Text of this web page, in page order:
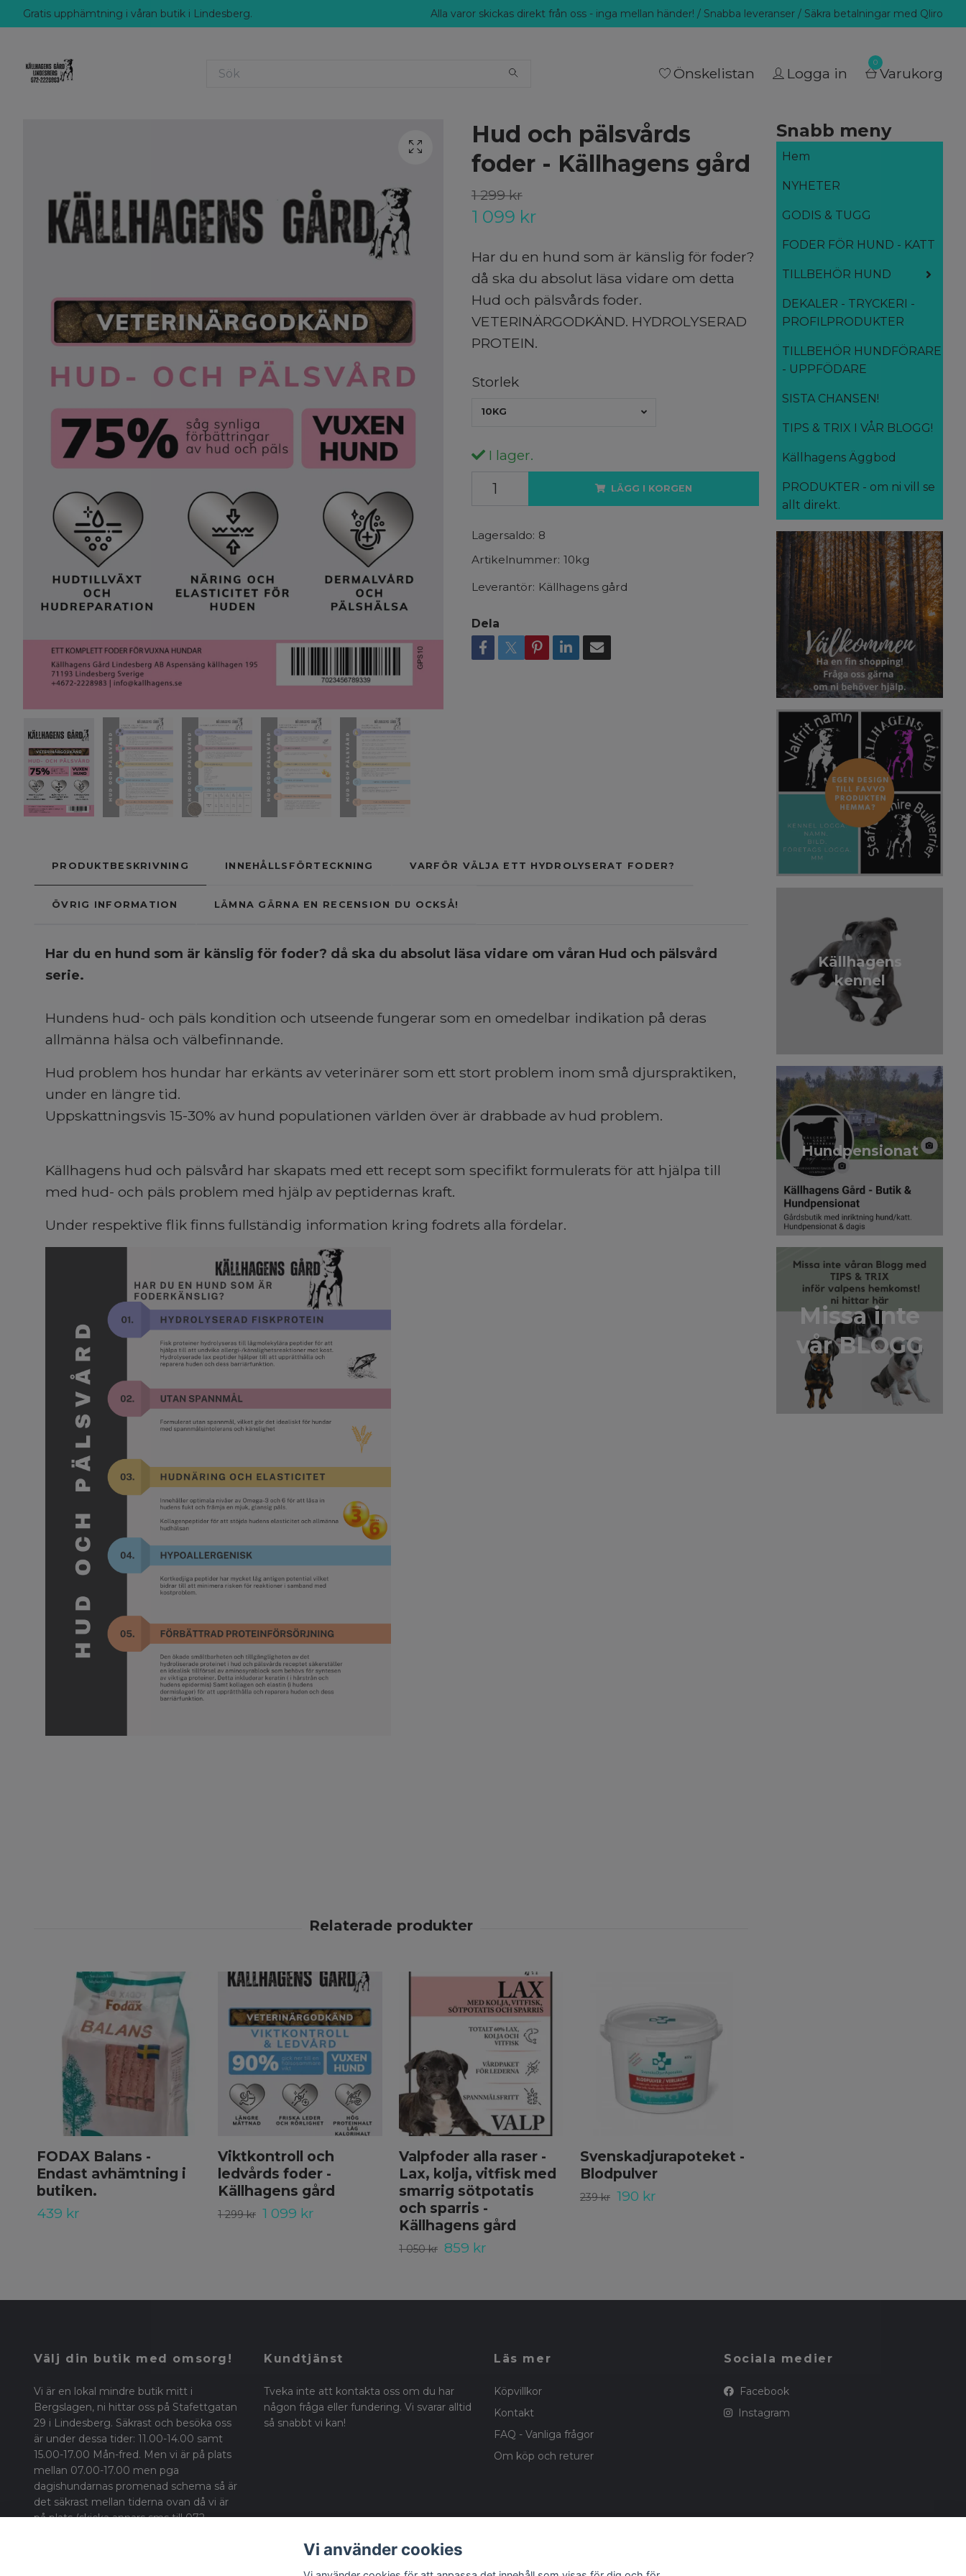
Gratis upphämtning i våran butik i Lindesberg. Alla varor skickas direkt från oss - inga mellan händer! / Snabba leveranser / Säkra betalningar med Qliro
Önskelistan Logga in
0
Varukorg
Snabb meny
Hem
NYHETER
GODIS & TUGG
FODER FÖR HUND - KATT
TILLBEHÖR HUND
DEKALER - TRYCKERI -
PROFILPRODUKTER
TILLBEHÖR HUNDFÖRARE
- UPPFÖDARE
SISTA CHANSEN!
TIPS & TRIX I VÅR BLOGG!
Källhagens Äggbod
PRODUKTER - om ni vill se
allt direkt.
Källhagens
kennel
Hundpensionat
Missa inte
vår BLOGG
Hud och pälsvårds
foder - Källhagens gård
1 299 kr
1 099 kr
Har du en hund som är känslig för foder?
då ska du absolut läsa vidare om detta
Hud och pälsvårds foder.
VETERINÄRGODKÄND. HYDROLYSERAD
PROTEIN.
Storlek
10KG
I lager.
LÄGG I KORGEN
Lagersaldo: 8
Artikelnummer: 10kg
Leverantör: Källhagens gård
Dela
PRODUKTBESKRIVNING INNEHÅLLSFÖRTECKNING VARFÖR VÄLJA ETT HYDROLYSERAT FODER?
ÖVRIG INFORMATION LÄMNA GÄRNA EN RECENSION DU OCKSÅ!
Har du en hund som är känslig för foder? då ska du absolut läsa vidare om våran Hud och pälsvård
serie.
Hundens hud- och päls kondition och utseende fungerar som en omedelbar indikation på deras
allmänna hälsa och välbefinnande.
Hud problem hos hundar har erkänts av veterinärer som ett stort problem inom små djurspraktiken,
under en längre tid.
Uppskattningsvis 15-30% av hund populationen världen över är drabbade av hud problem.
Källhagens hud och pälsvård har skapats med ett recept som specifikt formulerats för att hjälpa till
med hud- och päls problem med hjälp av peptidernas kraft.
Under respektive flik finns fullständig information kring fodrets alla fördelar.
FODAX Balans -
Endast avhämtning i
butiken.
439 kr
Viktkontroll och
ledvårds foder -
Källhagens gård
1 299 kr 1 099 kr
Valpfoder alla raser -
Lax, kolja, vitfisk med
smarrig sötpotatis
och sparris -
Källhagens gård
1 050 kr 859 kr
Svenskadjurapoteket -
Blodpulver
239 kr 190 kr
Välj din butik med omsorg!
Vi är en lokal mindre butik mitt i
Bergslagen, ni hittar oss på Stafettgatan
29 i Lindesberg. Säkrast och besöka oss
är under dessa tider: 11.00-14.00 samt
15.00-17.00 Mån-fred. Men vi är på plats
mellan 07.00-17.00 men pga
dagishundarnas promenad schema så är
det säkrast mellan tiderna ovan då vi är
på plats (skicka annars sms till 072-
Kundtjänst
Tveka inte att kontakta oss om du har
någon fråga eller fundering. Vi svarar alltid
så snabbt vi kan!
Läs mer
Köpvillkor
Kontakt
FAQ - Vanliga frågor
Om köp och returer
Sociala medier
Facebook
Instagram
Vi använder cookies